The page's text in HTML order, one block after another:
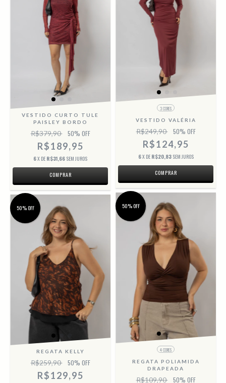
VESTIDO CURTO TULE
PAISLEY BORDO
R$379,90 50% OFF
R$189,95
6X DE R$31,66 SEM JUROS
COMPRAR
3 CORES
VESTIDO VALÉRIA
R$249,90 50% OFF
R$124,95
6X DE R$20,83 SEM JUROS
COMPRAR
50% OFF
REGATA KELLY
R$259,90 50% OFF
R$129,95
50% OFF
4 CORES
REGATA POLIAMIDA
DRAPEADA
R$109,90 50% OFF